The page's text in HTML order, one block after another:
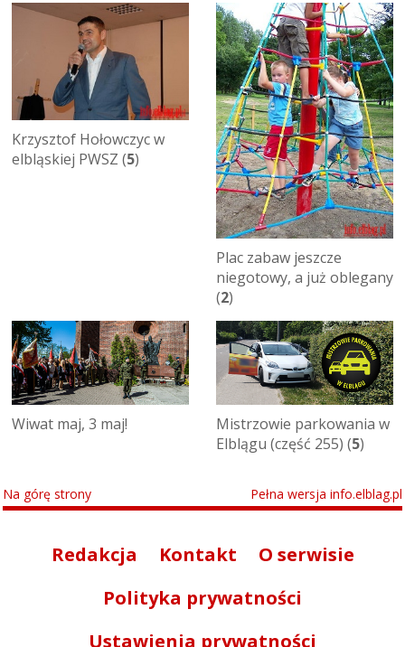
Krzysztof Hołowczyc w
elbląskiej PWSZ (5)
Plac zabaw jeszcze
niegotowy, a już oblegany
(2)
Wiwat maj, 3 maj!
Mistrzowie parkowania w
Elblągu (część 255) (5)
Na górę strony Pełna wersja info.elblag.pl
Redakcja Kontakt
O serwisie
Polityka prywatności
Ustawienia prywatności